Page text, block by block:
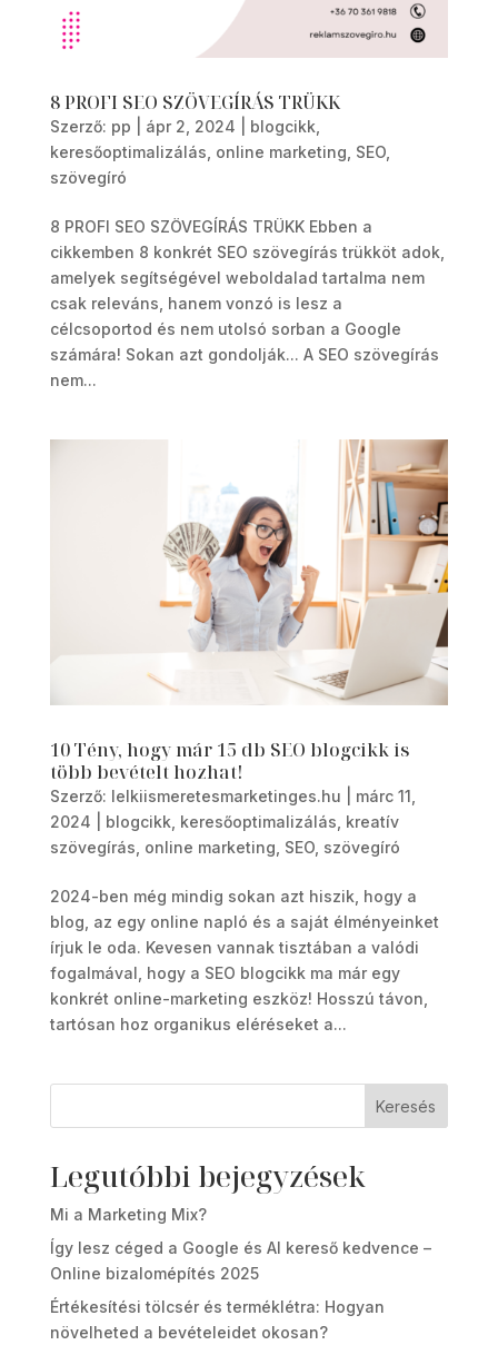
8 PROFI SEO SZÖVEGÍRÁS TRÜKK
Szerző: pp ápr 2, 2024 blogcikk
keresőoptimalizálás online marketing SEO,
szövegíró
8 PROFI SEO SZÖVEGÍRÁS TRÜKK Ebben a
cikkemben 8 konkrét SEO szövegírás trükköt adok,
amelyek segítségével weboldalad tartalma nem
csak releváns, hanem vonzó is lesz a
célcsoportod és nem utolsó sorban a Google
számára! Sokan azt gondolják... A SEO szövegírás
nem...
10 Tény, hogy már 15 db SEO blogcikk is
több bevételt hozhat!
Szerző: lelkiismeretesmarketinges.hu
márc 11,
2024
blogcikk keresőoptimalizálás kreatív
szövegírás online marketing SEO, szövegíró
2024-ben még mindig sokan azt hiszik, hogy a
blog, az egy online napló és a saját élményeinket
írjuk le oda. Kevesen vannak tisztában a valódi
fogalmával, hogy a SEO blogcikk ma már egy
konkrét online-marketing eszköz! Hosszú távon,
tartósan hoz organikus eléréseket a...
Keresés
Legutóbbi bejegyzések
Mi a Marketing Mix?
Így lesz céged a Google és AI kereső kedvence –
Online bizalomépítés 2025
Értékesítési tölcsér és terméklétra: Hogyan
növelheted a bevételeidet okosan?